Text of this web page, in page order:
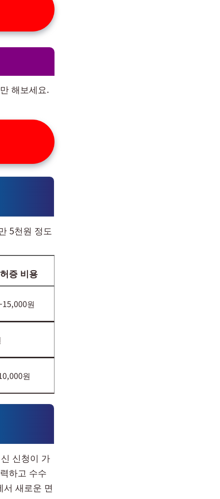
해보세요.
5천원 정도
증 비용
원
원
신청이 가
하고 수수
새로운 면